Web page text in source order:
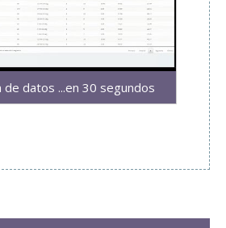
de datos ...en 30 segundos